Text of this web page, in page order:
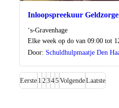
Inloopspreekuur
Locatie
‘s-Gravenhage
Wanneer
Elke week op do van 09:00 tot
Door: Schuldhulpmaatje Den
Eerste 1 2 345VolgendeLaatste